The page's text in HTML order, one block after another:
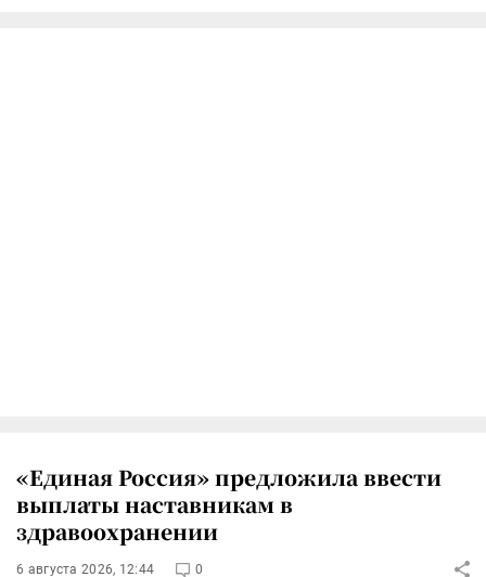
«Единая Россия» предложила ввести
выплаты наставникам в
здравоохранении
6 августа 2026, 12:44 0